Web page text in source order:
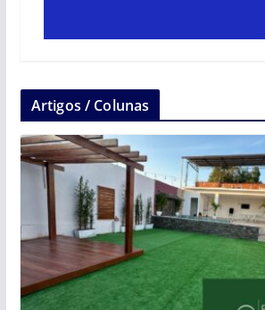
Artigos / Colunas